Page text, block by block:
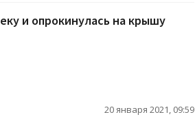
и опрокинулась на крышу
20 января 2021, 09:59